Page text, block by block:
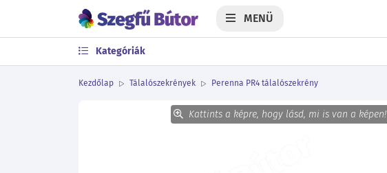
MENÜ
Kategóriák
Kezdőlap Tálalószekrények Perenna PR4 tálalószekrény
Kattints a képre, hogy lásd, mi is van a képen!